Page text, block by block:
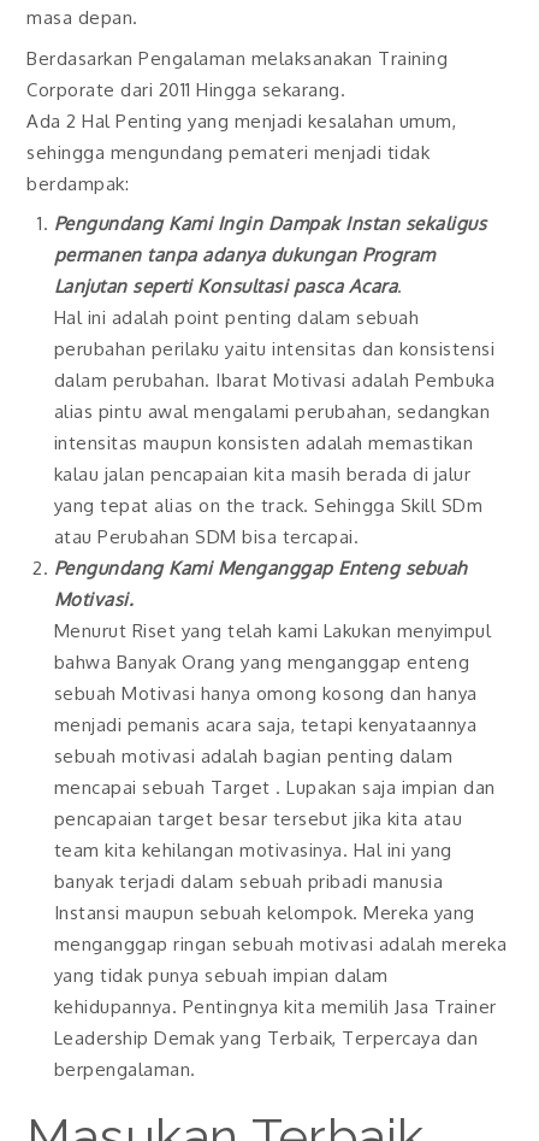
masa depan.
Berdasarkan Pengalaman melaksanakan Training
Corporate dari 2011 Hingga sekarang.
Ada 2 Hal Penting yang menjadi kesalahan umum,
sehingga mengundang pemateri menjadi tidak
berdampak:
Pengundang Kami Ingin Dampak Instan sekaligus
permanen tanpa adanya dukungan Program
Lanjutan seperti Konsultasi pasca Acara.
Hal ini adalah point penting dalam sebuah
perubahan perilaku yaitu intensitas dan konsistensi
dalam perubahan. Ibarat Motivasi adalah Pembuka
alias pintu awal mengalami perubahan, sedangkan
intensitas maupun konsisten adalah memastikan
kalau jalan pencapaian kita masih berada di jalur
yang tepat alias on the track. Sehingga Skill SDm
atau Perubahan SDM bisa tercapai.
Pengundang Kami Menganggap Enteng sebuah
Motivasi.
Menurut Riset yang telah kami Lakukan menyimpul
bahwa Banyak Orang yang menganggap enteng
sebuah Motivasi hanya omong kosong dan hanya
menjadi pemanis acara saja, tetapi kenyataannya
sebuah motivasi adalah bagian penting dalam
mencapai sebuah Target . Lupakan saja impian dan
pencapaian target besar tersebut jika kita atau
team kita kehilangan motivasinya. Hal ini yang
banyak terjadi dalam sebuah pribadi manusia
Instansi maupun sebuah kelompok. Mereka yang
menganggap ringan sebuah motivasi adalah mereka
yang tidak punya sebuah impian dalam
kehidupannya. Pentingnya kita memilih Jasa Trainer
Leadership Demak yang Terbaik, Terpercaya dan
berpengalaman.